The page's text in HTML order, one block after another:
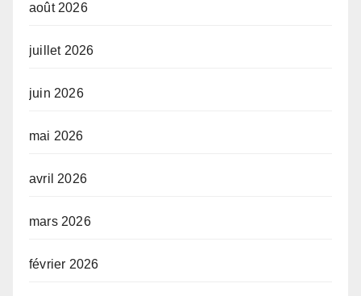
août 2026
juillet 2026
juin 2026
mai 2026
avril 2026
mars 2026
février 2026